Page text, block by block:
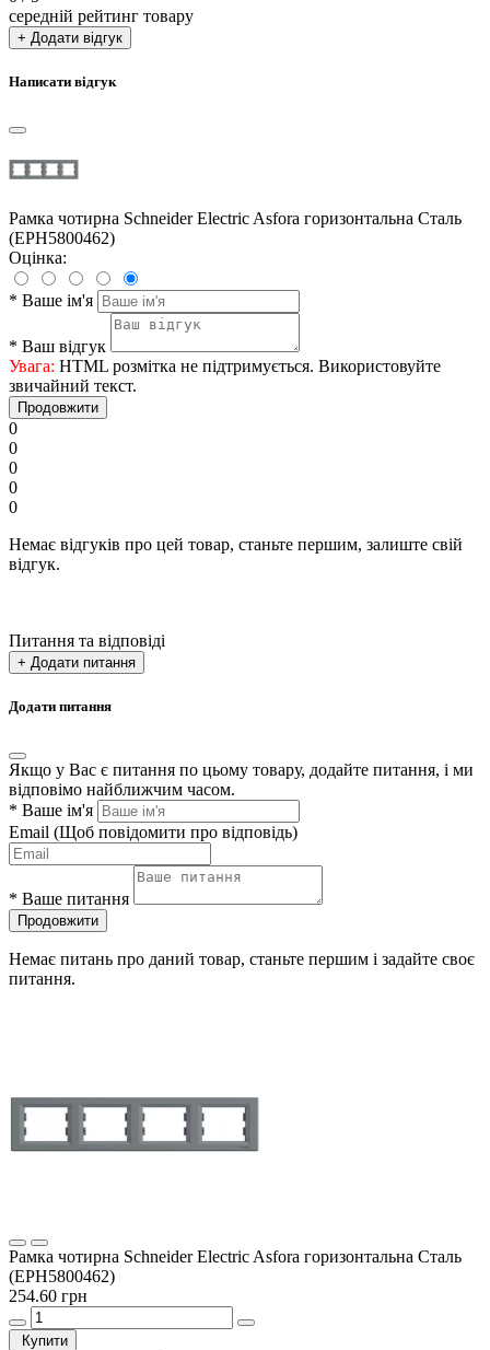
середній рейтинг товару
+ Додати відгук
Написати відгук
Рамка чотирна Schneider Electric Asfora горизонтальна Сталь
(EPH5800462)
Оцінка:
* Ваше ім'я
* Ваш відгук
Увага: HTML розмітка не підтримується. Використовуйте
звичайний текст.
Продовжити
0
0
0
0
0
Немає відгуків про цей товар, станьте першим, залиште свій
відгук.
Питання та відповіді
+ Додати питання
Додати питання
Якщо у Вас є питання по цьому товару, додайте питання, і ми
відповімо найближчим часом.
* Ваше ім'я
Email (Щоб повідомити про відповідь)
* Ваше питання
Продовжити
Немає питань про даний товар, станьте першим і задайте своє
питання.
Рамка чотирна Schneider Electric Asfora горизонтальна Сталь
(EPH5800462)
254.60 грн
Купити